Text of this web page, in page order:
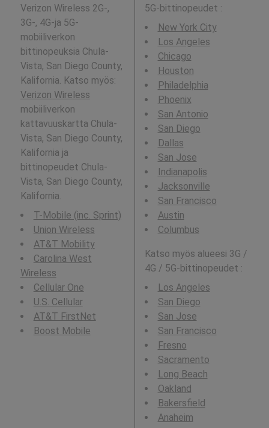
Verizon Wireless 2G-,
3G-, 4G-ja 5G-
mobiiliverkon
bittinopeuksia Chula-
Vista, San Diego County,
Kalifornia. Katso myös:
Verizon Wireless
mobiiliverkon
kattavuuskartta Chula-
Vista, San Diego County,
Kalifornia ja
bittinopeudet Chula-
Vista, San Diego County,
Kalifornia.
T-Mobile (inc. Sprint)
Union Wireless
AT&T Mobility
Carolina West
Wireless
Cellular One
U.S. Cellular
AT&T FirstNet
Boost Mobile
5G-bittinopeudet :
New York City
Los Angeles
Chicago
Houston
Philadelphia
Phoenix
San Antonio
San Diego
Dallas
San Jose
Indianapolis
Jacksonville
San Francisco
Austin
Columbus
Katso myös alueesi 3G /
4G / 5G-bittinopeudet :
Los Angeles
San Diego
San Jose
San Francisco
Fresno
Sacramento
Long Beach
Oakland
Bakersfield
Anaheim